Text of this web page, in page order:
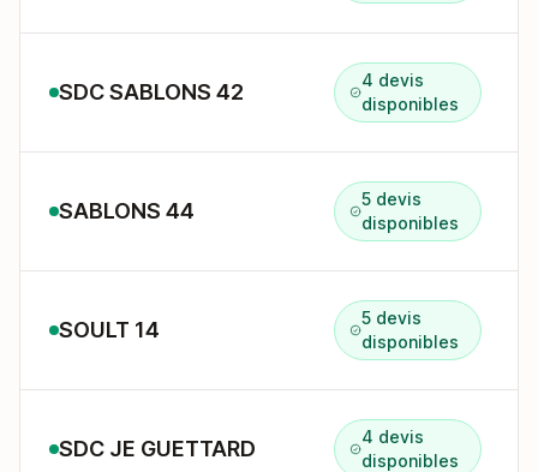
SDC SABLONS 42
4 devis
disponibles
SABLONS 44
5 devis
disponibles
SOULT 14
5 devis
disponibles
SDC JE GUETTARD
4 devis
disponibles